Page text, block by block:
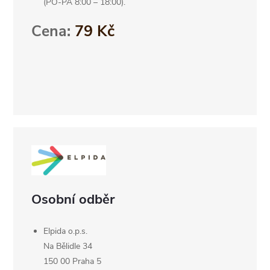
Cena: 79 Kč
Osobní odběr
Elpida o.p.s.
Na Bělidle 34
150 00 Praha 5